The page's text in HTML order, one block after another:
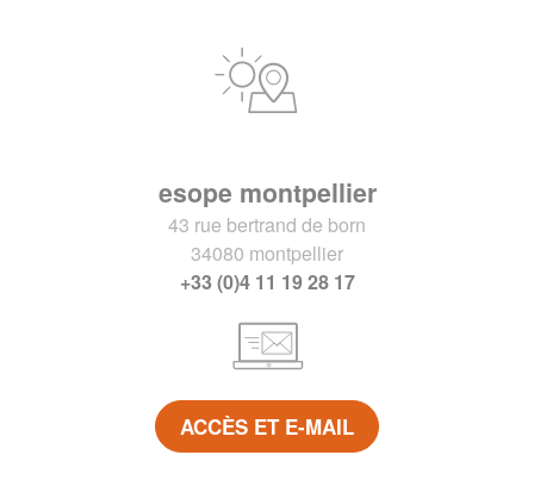
esope montpellier
43 rue bertrand de born
34080 montpellier
+33 (0)4 11 19 28 17
ACCÈS ET E-MAIL